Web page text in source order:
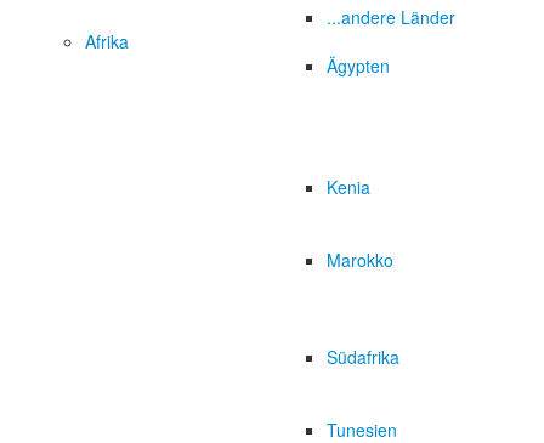
...andere Länder
Afrika
Ägypten
Kenia
Marokko
Südafrika
Tunesien